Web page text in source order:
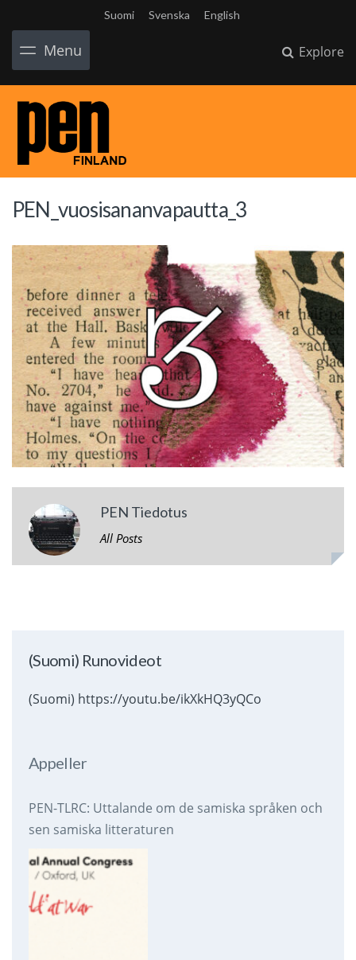
Suomi Svenska English
Menu Explore
PEN_vuosisananvapautta_3
PEN Tiedotus
All Posts
(Suomi) Runovideot
(Suomi) https://youtu.be/ikXkHQ3yQCo
Appeller
PEN-TLRC: Uttalande om de samiska språken och
sen samiska litteraturen